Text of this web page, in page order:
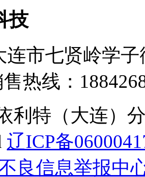
技
连市七贤岭学子
热线：
利特（大连）
辽ICP备
良信息举报中